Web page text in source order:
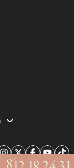
Calendar, Inc.